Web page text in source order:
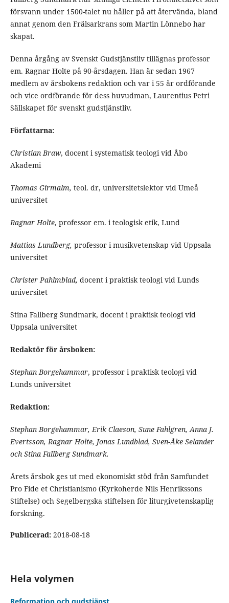
försvann under 1500-talet nu håller på att återvända, bland
annat genom den Frälsarkrans som Martin Lönnebo har
skapat.
Denna årgång av Svenskt Gudstjänstliv tillägnas professor
em. Ragnar Holte på 90-årsdagen. Han är sedan 1967
medlem av årsbokens redaktion och var i 55 år ordförande
och vice ordförande för dess huvudman, Laurentius Petri
Sällskapet för svenskt gudstjänstliv.
Författarna:
Christian Braw, docent i systematisk teologi vid Åbo
Akademi
Thomas Girmalm, teol. dr, universitetslektor vid Umeå
universitet
Ragnar Holte, professor em. i teologisk etik, Lund
Mattias Lundberg, professor i musikvetenskap vid Uppsala
universitet
Christer Pahlmblad, docent i praktisk teologi vid Lunds
universitet
Stina Fallberg Sundmark, docent i praktisk teologi vid
Uppsala universitet
Redaktör för årsboken:
Stephan Borgehammar, professor i praktisk teologi vid
Lunds universitet
Redaktion:
Stephan Borgehammar, Erik Claeson, Sune Fahlgren, Anna J.
Evertsson, Ragnar Holte, Jonas Lundblad, Sven-Åke Selander
och Stina Fallberg Sundmark.
Årets årsbok ges ut med ekonomiskt stöd från Samfundet
Pro Fide et Christianismo (Kyrkoherde Nils Henrikssons
Stiftelse) och Segelbergska stiftelsen för liturgivetenskaplig
forskning.
Publicerad: 2018-08-18
Hela volymen